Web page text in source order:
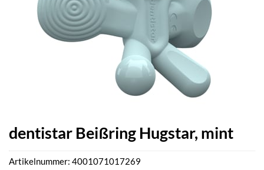
dentistar Beißring Hugstar, mint
Artikelnummer: 4001071017269